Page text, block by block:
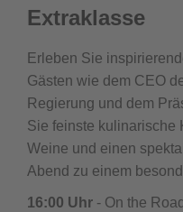
Extraklasse
Erleben Sie
Gästen wie dem CEO
Regierung und dem
Sie feinste kulinarische
Weine und einen
Abend zu einem
16:00 Uhr - On the